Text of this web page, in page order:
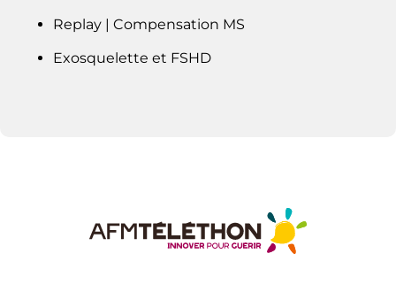
Replay | Compensation MS
Exosquelette et FSHD